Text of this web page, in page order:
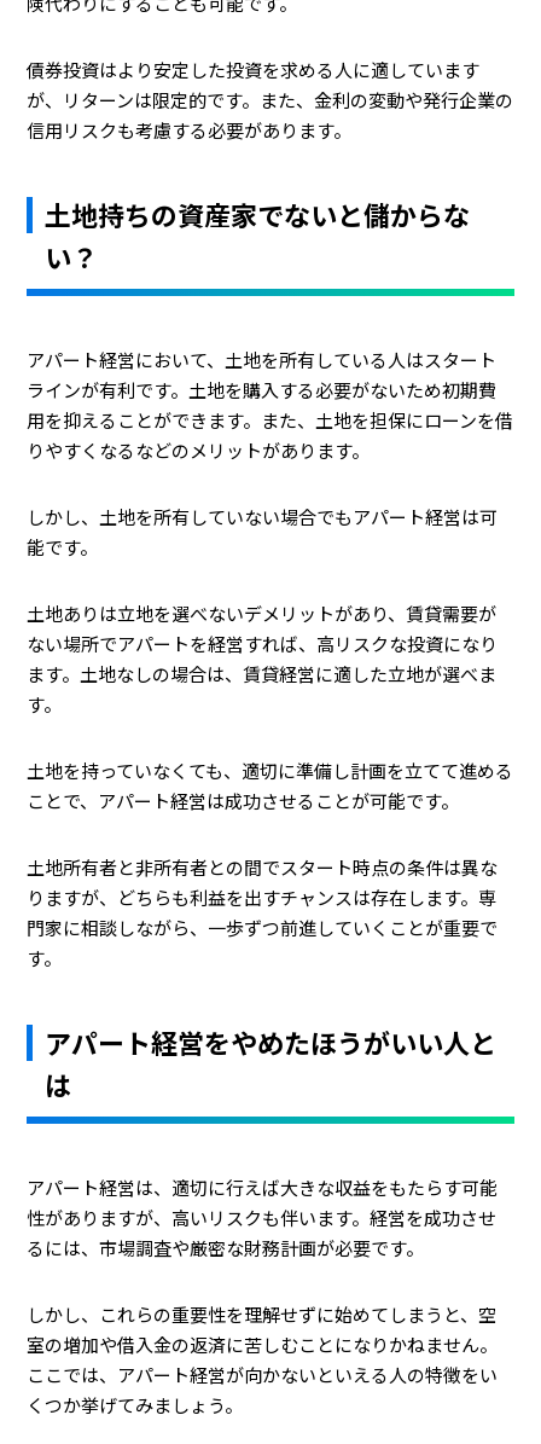
債券投資はより安定した投資を求める人に適しています
が、リターンは限定的です。また、金利の変動や発行企業の
信用リスクも考慮する必要があります。
土地持ちの資産家でないと儲からな
い？
アパート経営において、土地を所有している人はスタート
ラインが有利です。土地を購入する必要がないため初期費
用を抑えることができます。また、土地を担保にローンを借
りやすくなるなどのメリットがあります。
しかし、土地を所有していない場合でもアパート経営は可
能です。
土地ありは立地を選べないデメリットがあり、賃貸需要が
ない場所でアパートを経営すれば、高リスクな投資になり
ます。土地なしの場合は、賃貸経営に適した立地が選べま
す。
土地を持っていなくても、適切に準備し計画を立てて進める
ことで、アパート経営は成功させることが可能です。
土地所有者と非所有者との間でスタート時点の条件は異な
りますが、どちらも利益を出すチャンスは存在します。専
門家に相談しながら、一歩ずつ前進していくことが重要で
す。
アパート経営をやめたほうがいい人と
は
アパート経営は、適切に行えば大きな収益をもたらす可能
性がありますが、高いリスクも伴います。経営を成功させ
るには、市場調査や厳密な財務計画が必要です。
しかし、これらの重要性を理解せずに始めてしまうと、空
室の増加や借入金の返済に苦しむことになりかねません。
ここでは、アパート経営が向かないといえる人の特徴をい
くつか挙げてみましょう。